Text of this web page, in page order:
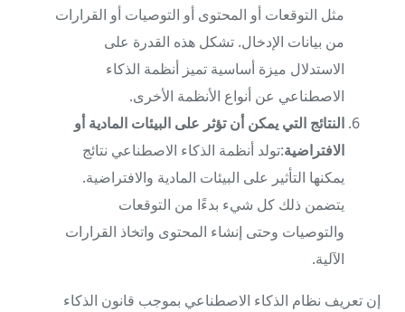
مثل التوقعات أو المحتوى أو التوصيات أو القرارات
من بيانات الإدخال. تشكل هذه القدرة على
الاستدلال ميزة أساسية تميز أنظمة الذكاء
الاصطناعي عن أنواع الأنظمة الأخرى.
النتائج التي يمكن أن تؤثر على البيئات المادية أو
الافتراضية:تولد أنظمة الذكاء الاصطناعي نتائج
يمكنها التأثير على البيئات المادية والافتراضية.
يتضمن ذلك كل شيء بدءًا من التوقعات
والتوصيات وحتى إنشاء المحتوى واتخاذ القرارات
الآلية.
إن تعريف نظام الذكاء الاصطناعي بموجب قانون الذكاء